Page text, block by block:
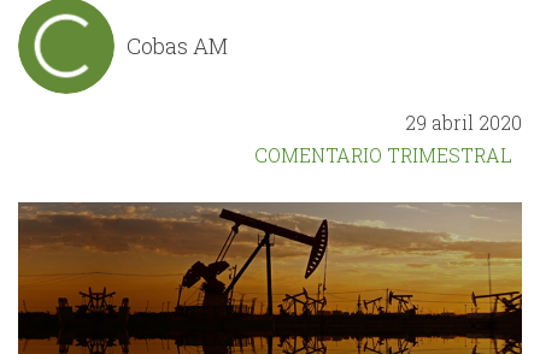
Cobas AM
29 abril 2020
COMENTARIO TRIMESTRAL